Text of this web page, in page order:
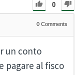
0
0 Comments
un conto
pagare al fisco